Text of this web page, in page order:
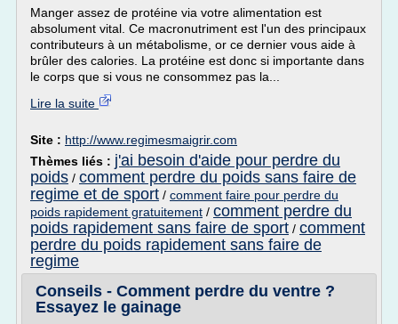
Manger assez de protéine via votre alimentation est
absolument vital. Ce macronutriment est l'un des principaux
contributeurs à un métabolisme, or ce dernier vous aide à
brûler des calories. La protéine est donc si importante dans
le corps que si vous ne consommez pas la...
Lire la suite
Site : http://www.regimesmaigrir.com
Thèmes liés : j'ai besoin d'aide pour perdre du
poids / comment perdre du poids sans faire de
regime et de sport / comment faire pour perdre du
poids rapidement gratuitement / comment perdre du
poids rapidement sans faire de sport / comment
perdre du poids rapidement sans faire de
regime
Conseils - Comment perdre du ventre ?
Essayez le gainage